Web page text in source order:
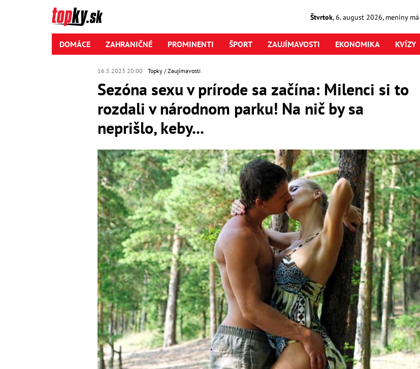
Štvrtok,6. august2026, meniny má
DOMÁCE ZAHRANIČNÉ PROMINENTI ŠPORT ZAUJÍMAVOSTI EKONOMIKA KVÍZY
16.5.2023 20:00 Topky Zaujímavosti
Sezóna sexu v prírode sa začína: Milenci si to
rozdali v národnom parku! Na nič by sa
neprišlo, keby...